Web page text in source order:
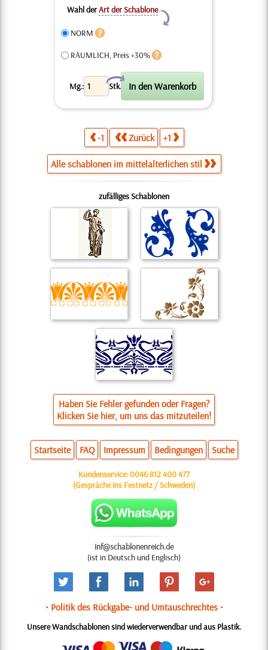
Wahl derArt der Schablone
Y
NORM
RÄUMLICH, Preis +30%
Mg.: Stk.
X
-1 Zurück +1
Alle schablonen im mittelalterlichen stil
zufälliges Schablonen
Haben Sie Fehler gefunden oder Fragen?
Klicken Sie hier, um uns das mitzuteilen!
Startseite FAQ Impressum Bedingungen Suche
Kundenservice:0046 812 400 477
(Gespräche ins Festnetz / Schweden)
inf@schablonenreich.de
(ist in Deutsch und Englisch)
• Politik des Rückgabe- und Umtauschrechtes •
Unsere Wandschablonen sind wiederverwendbar und aus Plastik.